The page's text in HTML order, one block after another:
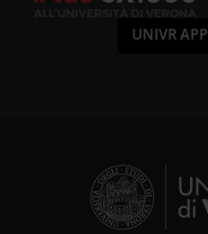
UNIVR APP